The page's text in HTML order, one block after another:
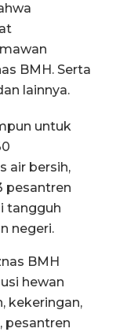
BMH. Serta
lainnya.
untuk
air bersih,
pesantren
tangguh
negeri.
BMH
hewan
kekeringan,
pesantren